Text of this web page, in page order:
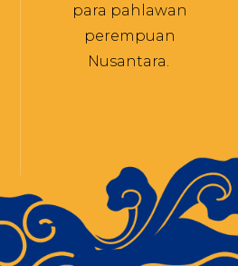
para pahlawan
perempuan
Nusantara.